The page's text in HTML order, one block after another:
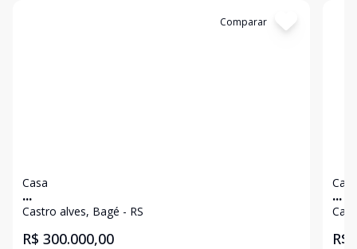
Comparar
Casa
...
Castro alves, Bagé - RS
R$ 300.000,00
Casa
...
R$